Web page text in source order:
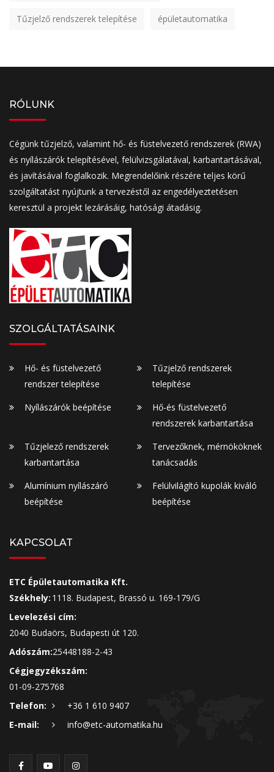
Tűzjelző rendszerek telepítése épületautomatika
RÓLUNK
Cégünk tűzjelző, valamint hő- és füstelvezető rendszerek (RWA)
és nyílászárók telepítésével, felülvizsgálatával, karbantartásával,
és javításával foglalkozik. Megrendelőink részére teljes körű
szolgáltatást nyújtunk a tervezéstől az engedélyeztetésen
keresztül a projekt lezárásáig, hatósági átadásig.
SZOLGÁLTATÁSAINK
Hő- és füstelvezető
rendszer telepítése
Tűzjelző rendszerek
telepítése
Nyílászárók beépítése
Hő-és füstelvezető
rendszerek karbantartása
Tűzjelező rendszerek
karbantartása
Tervezőknek, mérnököknek
tanácsadás
Alumínium nyílászáró
beépítése
Felülvilágító kupolák kiváló
beépítése
KAPCSOLAT
ETC Épületautomatika Kft.
Székhely: 1118. Budapest, Brassó u. 169-179/G
Levelezési cím:
2040 Budaörs, Budapesti út 120.
Adószám:25448188-2-43
Cégjegyzékszám:
01-09-275768
Telefon:
+36 1 610 9407
E-mail:
info@etc-automatika.hu